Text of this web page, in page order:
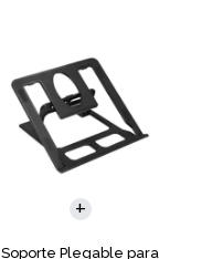
Soporte Plegable para